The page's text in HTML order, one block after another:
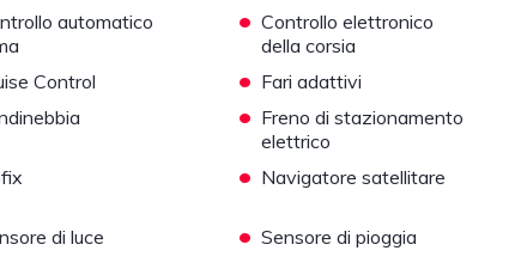
automatico
• Controllo elettronico
della corsia
Control • Fari adattivi
• Freno di stazionamento
elettrico
• Navigatore satellitare
di luce • Sensore di pioggia